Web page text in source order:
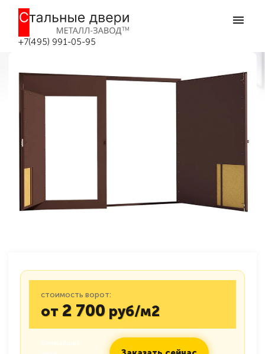
+7(495) 991-05-95
Гаражные ворота №6 в Москве
Главная
Гаражные ворота №6
стоимость ворот:
от 2 700 руб/м2